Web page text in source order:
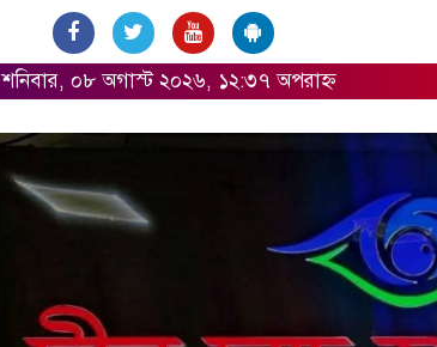
শনিবার, ০৮ অগাস্ট ২০২৬, ১২:৩৭ অপরাহ্ন